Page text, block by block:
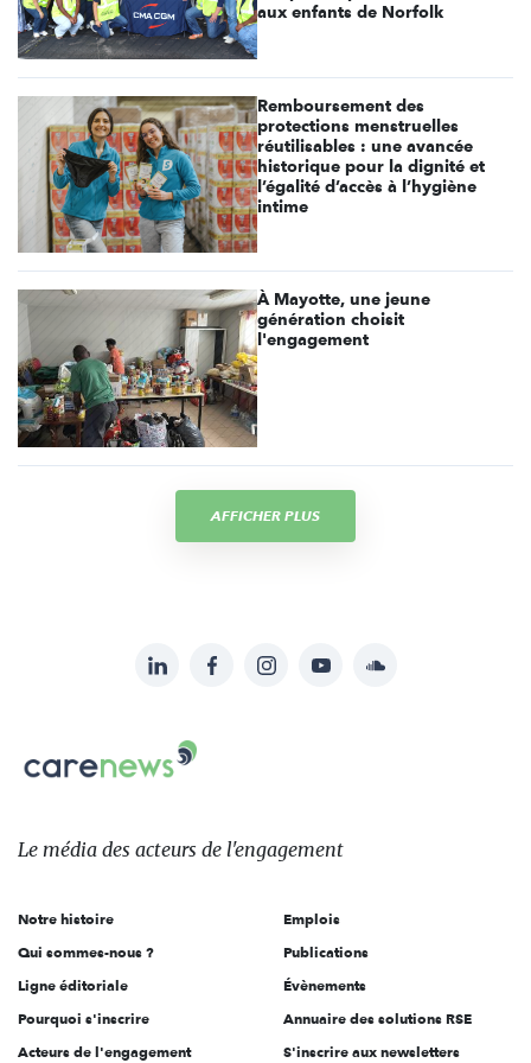
aux enfants de Norfolk
Remboursement des
protections menstruelles
réutilisables : une avancée
historique pour la dignité et
l’égalité d’accès à l’hygiène
intime
À Mayotte, une jeune
génération choisit
l'engagement
AFFICHER PLUS
sur:
LinkedInFacebookInstagramYouTubeSoundcloud
Carenews,
Le
des
l'engagement
Le média des acteurs de l'engagement
Notre histoire
Qui sommes-nous ?
Ligne éditoriale
Pourquoi s'inscrire
Acteurs de l'engagement
Emplois
Publications
Évènements
Annuaire des solutions RSE
S'inscrire aux newsletters